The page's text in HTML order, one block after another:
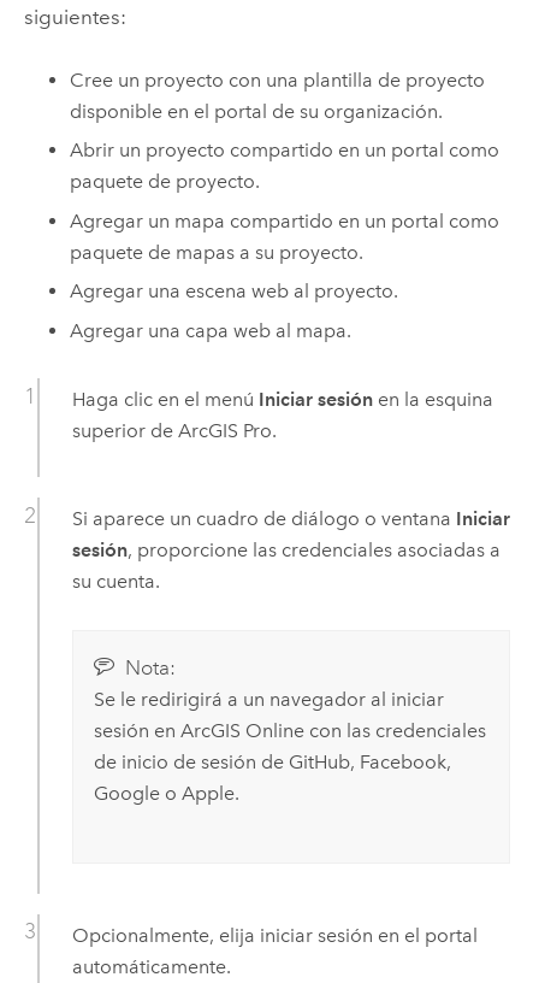
siguientes:
Cree un proyecto con una plantilla de proyecto
disponible en el portal de su organización.
Abrir un proyecto compartido en un portal como
paquete de proyecto.
Agregar un mapa compartido en un portal como
paquete de mapas a su proyecto.
Agregar una escena web al proyecto.
Agregar una capa web al mapa.
Haga clic en el menú Iniciar sesiónen la esquina
superior de ArcGIS Pro.
Si aparece un cuadro de diálogo o ventana Iniciar
sesión, proporcione las credenciales asociadas a
su cuenta.
Nota:
Se le redirigirá a un navegador al iniciar
sesión en ArcGIS Onlinecon las credenciales
de inicio de sesión de GitHub, Facebook,
Googleo Apple.
Opcionalmente, elija iniciar sesión en el portal
automáticamente.